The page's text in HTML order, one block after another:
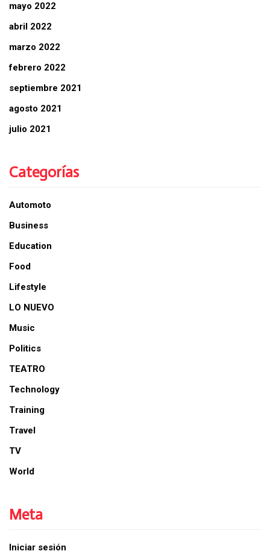
mayo 2022
abril 2022
marzo 2022
febrero 2022
septiembre 2021
agosto 2021
julio 2021
Categorías
Automoto
Business
Education
Food
Lifestyle
LO NUEVO
Music
Politics
TEATRO
Technology
Training
Travel
TV
World
Meta
Iniciar sesión